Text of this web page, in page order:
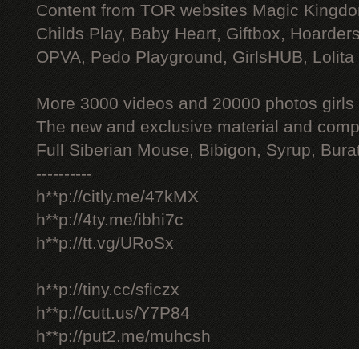
Content from TOR websites Magic
Childs Play, Baby Heart, Giftbox,
OPVA, Pedo Playground, GirlsHUB, Lolita
More 3000 videos and 20000 photos
The new and exclusive material and
Full Siberian Mouse, Bibigon, Syrup,
----------
h**p://citly.me/47kMX
h**p://4ty.me/ibhi7c
h**p://tt.vg/URoSx
h**p://tiny.cc/sficzx
h**p://cutt.us/Y7P84
h**p://put2.me/muhcsh